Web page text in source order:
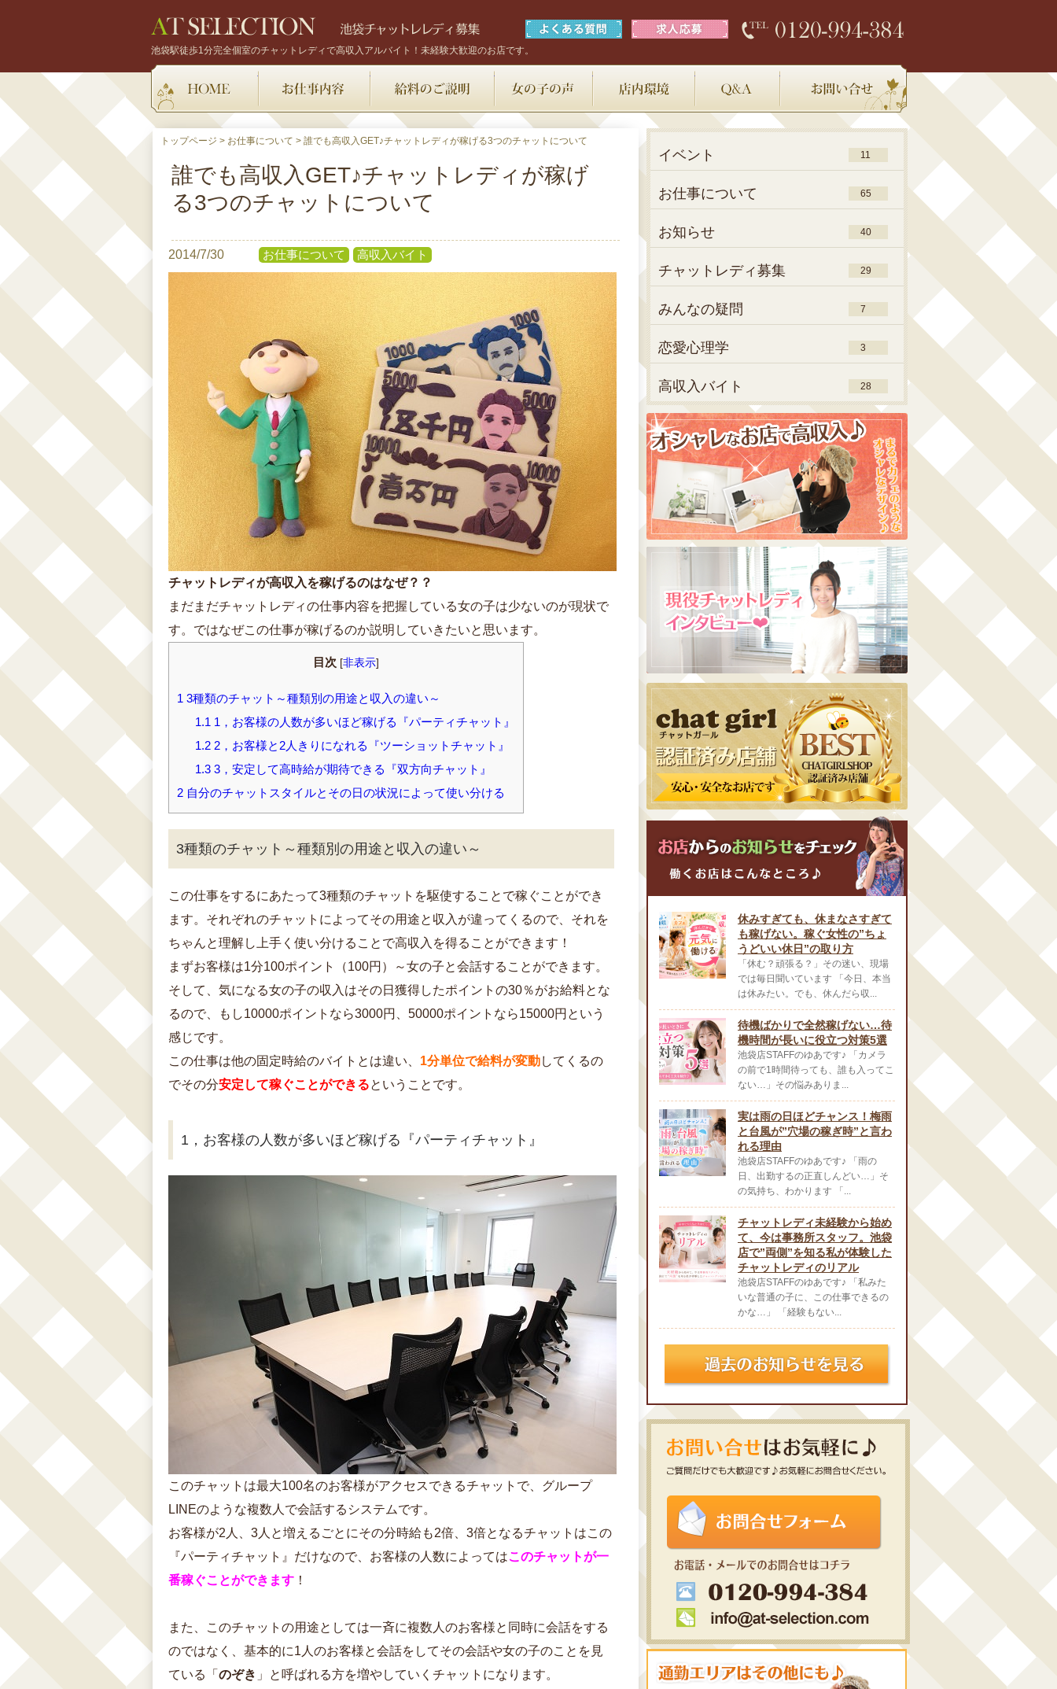
池袋駅徒歩1分完全個室のチャットレディで高収入アルバイト！未経験大歓迎のお店です。
HOME お仕事内容 給料のご説明 女の子の声 店内環境 Q＆A お問い合わせ
トップページ > お仕事について > 誰でも高収入GET♪チャットレディが稼げる3つのチャットについて
誰でも高収入GET♪チャットレディが稼げ
る3つのチャットについて
2014/7/30 お仕事について 高収入バイト
チャットレディが高収入を稼げるのはなぜ？？
まだまだチャットレディの仕事内容を把握している女の子は少ないのが現状で
す。ではなぜこの仕事が稼げるのか説明していきたいと思います。
目次 [非表示]
1 3種類のチャット～種類別の用途と収入の違い～
1.1 1，お客様の人数が多いほど稼げる『パーティチャット』
1.22，お客様と2人きりになれる『ツーショットチャット』
1.33，安定して高時給が期待できる『双方向チャット』
2 自分のチャットスタイルとその日の状況によって使い分ける
3種類のチャット～種類別の用途と収入の違い～
この仕事をするにあたって3種類のチャットを駆使することで稼ぐことができ
ます。それぞれのチャットによってその用途と収入が違ってくるので、それを
ちゃんと理解し上手く使い分けることで高収入を得ることができます！
まずお客様は1分100ポイント（100円）～女の子と会話することができます。
そして、気になる女の子の収入はその日獲得したポイントの30％がお給料とな
るので、もし10000ポイントなら3000円、50000ポイントなら15000円という
感じです。
この仕事は他の固定時給のバイトとは違い、 1分単位で給料が変動してくるの
でその分安定して稼ぐことができるということです。
1，お客様の人数が多いほど稼げる『パーティチャット』
このチャットは最大100名のお客様がアクセスできるチャットで、グループ
LINEのような複数人で会話するシステムです。
お客様が2人、3人と増えるごとにその分時給も2倍、3倍となるチャットはこの
『パーティチャット』だけなので、お客様の人数によってはこのチャットが一
番稼ぐことができます ！
また、このチャットの用途としては一斉に複数人のお客様と同時に会話をする
のではなく、基本的に1人のお客様と会話をしてその会話や女の子のことを見
ている「 のぞき 」と呼ばれる方を増やしていくチャットになります。
イベント 11
お仕事について 65
お知らせ 40
チャットレディ募集 29
みんなの疑問 7
恋愛心理学 3
高収入バイト 28
休みすぎても、休まなさすぎて
も稼げない。稼ぐ女性の”ちょ
うどいい休日”の取り方
「休む？頑張る？」その迷い、現場
では毎日聞いています 「今日、本当
は休みたい。でも、休んだら収...
待機ばかりで全然稼げない…待
機時間が長いに役立つ対策5選
池袋店STAFFのゆあです♪ 「カメラ
の前で1時間待っても、誰も入ってこ
ない…」その悩みありま...
実は雨の日ほどチャンス！梅雨
と台風が”穴場の稼ぎ時”と言わ
れる理由
池袋店STAFFのゆあです♪ 「雨の
日、出勤するの正直しんどい…」そ
の気持ち、わかります 「...
チャットレディ未経験から始め
て、今は事務所スタッフ。池袋
店で”両側”を知る私が体験した
チャットレディのリアル
池袋店STAFFのゆあです♪ 「私みた
いな普通の子に、この仕事できるの
かな…」 「経験もない...